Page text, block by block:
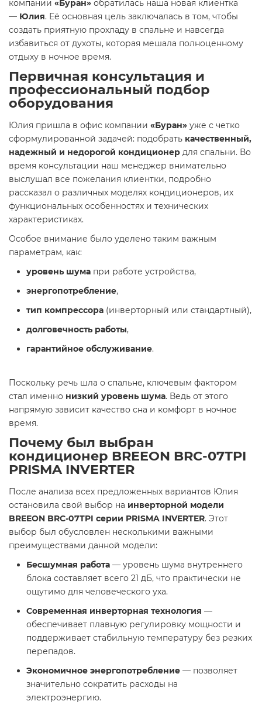
компании «Буран» обратилась наша новая клиентка
— Юлия. Её основная цель заключалась в том, чтобы
создать приятную прохладу в спальне и навсегда
избавиться от духоты, которая мешала полноценному
отдыху в ночное время.
Первичная консультация и
профессиональный подбор
оборудования
Юлия пришла в офис компании «Буран» уже с четко
сформулированной задачей: подобрать качественный,
надежный и недорогой кондиционер для спальни. Во
время консультации наш менеджер внимательно
выслушал все пожелания клиентки, подробно
рассказал о различных моделях кондиционеров, их
функциональных особенностях и технических
характеристиках.
Особое внимание было уделено таким важным
параметрам, как:
уровень шума при работе устройства,
энергопотребление,
тип компрессора (инверторный или стандартный),
долговечность работы,
гарантийное обслуживание.
Поскольку речь шла о спальне, ключевым фактором
стал именно низкий уровень шума. Ведь от этого
напрямую зависит качество сна и комфорт в ночное
время.
Почему был выбран
кондиционер BREEON BRC-07TPI
PRISMA INVERTER
После анализа всех предложенных вариантов Юлия
остановила свой выбор на инверторной модели
BREEON BRC-07TPI серии PRISMA INVERTER. Этот
выбор был обусловлен несколькими важными
преимуществами данной модели:
Бесшумная работа — уровень шума внутреннего
блока составляет всего 21 дБ, что практически не
ощутимо для человеческого уха.
Современная инверторная технология —
обеспечивает плавную регулировку мощности и
поддерживает стабильную температуру без резких
перепадов.
Экономичное энергопотребление — позволяет
значительно сократить расходы на
электроэнергию.